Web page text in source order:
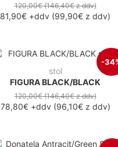
120,00€(146,40€z ddv)
81,90€ +ddv (99,90€ z ddv)
-
stol
FIGURA BLACK/BLACK
120,00€(146,40€z ddv)
78,80€+ddv(96,10€z ddv)